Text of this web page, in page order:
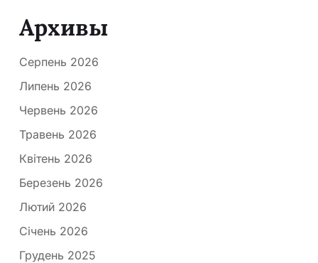
Архивы
Серпень 2026
Липень 2026
Червень 2026
Травень 2026
Квітень 2026
Березень 2026
Лютий 2026
Січень 2026
Грудень 2025